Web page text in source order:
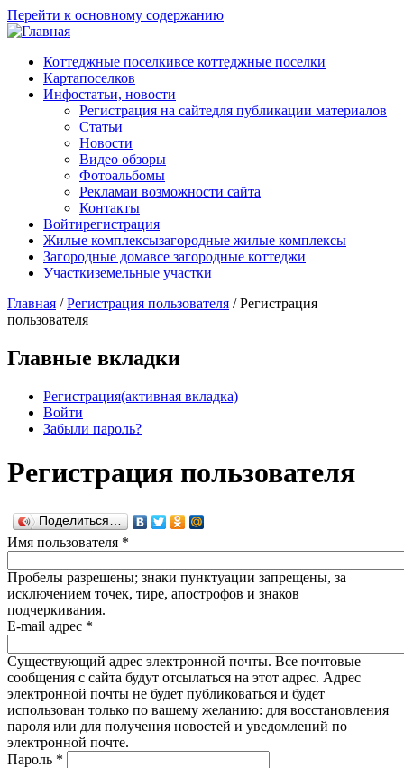
Перейти к основному содержанию
Коттеджные поселкивсе коттеджные поселки
Картапоселков
Инфостатьи, новости
Регистрация на сайтедля публикации материалов
Статьи
Новости
Видео обзоры
Фотоальбомы
Рекламаи возможности сайта
Контакты
Войтирегистрация
Жилые комплексызагородные жилые комплексы
Загородные домавсе загородные коттеджи
Участкиземельные участки
Главная / Регистрация пользователя /Регистрация
пользователя
Главные вкладки
Регистрация(активная вкладка)
Войти
Забыли пароль?
Регистрация пользователя
Поделиться…
Имя пользователя *
Пробелы разрешены; знаки пунктуации запрещены, за
исключением точек, тире, апострофов и знаков
подчеркивания.
E-mail адрес *
Существующий адрес электронной почты. Все почтовые
сообщения с сайта будут отсылаться на этот адрес. Адрес
электронной почты не будет публиковаться и будет
использован только по вашему желанию: для восстановления
пароля или для получения новостей и уведомлений по
электронной почте.
Пароль *